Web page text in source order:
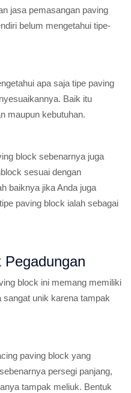
jasa pemasangan paving
belum mengetahui tipe-
apa saja tipe paving
Baik itu
maupun kebutuhan.
block sebenarnya juga
sesuai dengan
baiknya jika Anda juga
paving block ialah sebagai
Pegadungan
block ini memang memiliki
unik karena tampak
paving block yang
persegi panjang,
tampak meliuk. Bentuk